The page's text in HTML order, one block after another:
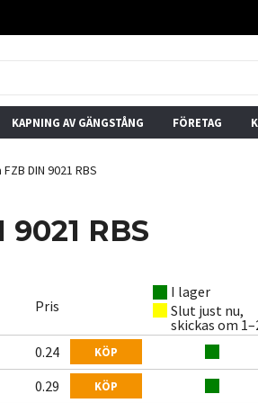
KAPNING AV GÄNGSTÅNG FÖRETAG
"Trevlig kundservice och
snabba svar. Löste vårt
problem direkt."
– Trustpilot-användare –
DIN 9021 RBS
RBS
Pris
I lager
Slut just nu,
skickas om
0.24 KÖP
0.29 KÖP